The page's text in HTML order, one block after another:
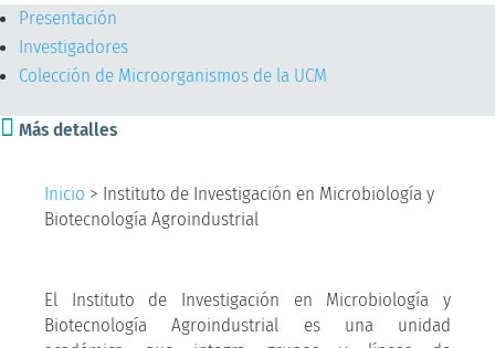
Presentación
Investigadores
Colección de Microorganismos de la UCM
 Más detalles
Inicio > Instituto de Investigación en Microbiología y
Biotecnología Agroindustrial
El Instituto de Investigación en Microbiología y
Biotecnología Agroindustrial es una unidad